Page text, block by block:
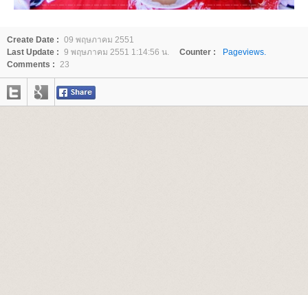
Create Date : 09 พฤษภาคม 2551
Last Update : 9 พฤษภาคม 2551 1:14:56 น. Counter :
Pageviews.
Comments : 23